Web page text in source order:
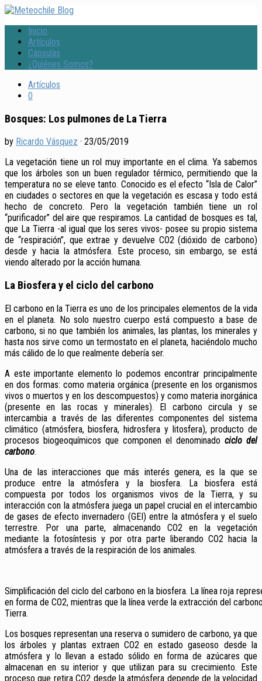
Inicio
Artículos
Cápsulas
¿Quiénes Somos?
Artículos
0
Bosques: Los pulmones de La Tierra
by Ricardo Vásquez · 23/05/2019
La vegetación tiene un rol muy importante en el clima. Ya sabemos
que los árboles son un buen regulador térmico, permitiendo que la
temperatura no se eleve tanto. Conocido es el efecto “Isla de Calor”
en ciudades o sectores en que la vegetación es escasa y todo está
hecho de concreto. Pero la vegetación también tiene un rol
“purificador” del aire que respiramos. La cantidad de bosques es tal,
que La Tierra -al igual que los seres vivos- posee su propio sistema
de “respiración”, que extrae y devuelve CO2 (dióxido de carbono)
desde y hacia la atmósfera. Este proceso, sin embargo, se está
viendo alterado por la acción humana.
La Biosfera y el ciclo del carbono
El carbono en la Tierra es uno de los principales elementos de la vida
en el planeta. No solo nuestro cuerpo está compuesto a base de
carbono, si no que también los animales, las plantas, los minerales y
hasta nos sirve como un termostato en el planeta, haciéndolo mucho
más cálido de lo que realmente debería ser.
A este importante elemento lo podemos encontrar principalmente
en dos formas: como materia orgánica (presente en los organismos
vivos o muertos y en los descompuestos) y como materia inorgánica
(presente en las rocas y minerales). El carbono circula y se
intercambia a través de las diferentes componentes del sistema
climático (atmósfera, biosfera, hidrosfera y litosfera), producto de
procesos biogeoquímicos que componen el denominado ciclo del
carbono.
Una de las interacciones que más interés genera, es la que se
produce entre la atmósfera y la biosfera. La biosfera está
compuesta por todos los organismos vivos de la Tierra, y su
interacción con la atmósfera juega un papel crucial en el intercambio
de gases de efecto invernadero (GEI) entre la atmósfera y el suelo
terrestre. Por una parte, almacenando CO2 en la vegetación
mediante la fotosíntesis y por otra parte liberando CO2 hacia la
atmósfera a través de la respiración de los animales.
Simplificación del ciclo del carbono en la biosfera. La línea roja
en forma de CO2, mientras que la línea verde la extracción del
Tierra.
Los bosques representan una reserva o sumidero de carbono, ya que
los árboles y plantas extraen CO2 en estado gaseoso desde la
atmósfera y lo llevan a estado sólido en forma de azúcares que
almacenan en su interior y que utilizan para su crecimiento. Este
proceso que retira CO2 desde la atmósfera depende de la velocidad